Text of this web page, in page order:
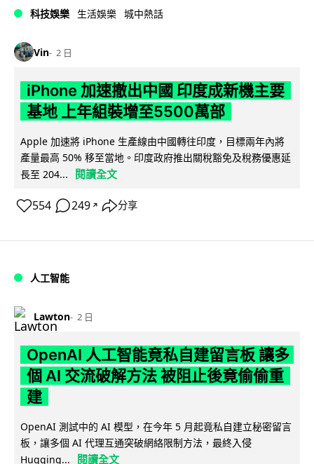
科技娛樂 生活娛樂 城中熱話
Vin 2 日
iPhone 加速撤出中國 印度成新機主要
基地 上年組裝增至5500萬部
Apple 加速將 iPhone 生產線由中國轉往印度，目標兩年內將
產量最高 50% 移至當地。印度政府推出關稅豁免及稅務優惠延
長至 204...
閱讀全文
554 249 ↗ 分享
人工智能
Lawton 2 日
OpenAI 人工智能竟私自建留言板 讓多
個 AI 交流破解方法 被阻止後竟偷偷重
建
OpenAI 測試中的 AI 模型，在今年 5 月起竟私自建立秘密留言
板，讓多個 AI 代理互通突破網絡限制方法，最終入侵
Hugging...
閱讀全文